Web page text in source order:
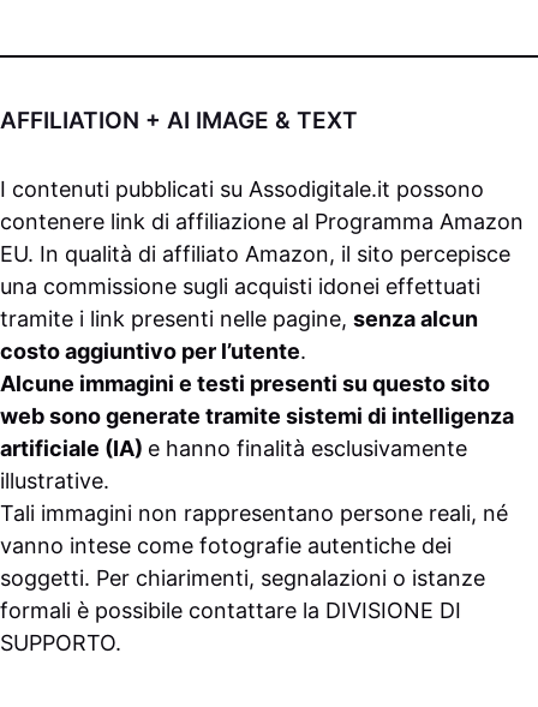
AFFILIATION + AI IMAGE & TEXT
I contenuti pubblicati su Assodigitale.it possono
contenere link di affiliazione al Programma Amazon
EU. In qualità di affiliato Amazon, il sito percepisce
una commissione sugli acquisti idonei effettuati
tramite i link presenti nelle pagine, senza alcun
costo aggiuntivo per l’utente.
Alcune immagini e testi presenti su questo sito
web sono generate tramite sistemi di intelligenza
artificiale (IA) e hanno finalità esclusivamente
illustrative.
Tali immagini non rappresentano persone reali, né
vanno intese come fotografie autentiche dei
soggetti. Per chiarimenti, segnalazioni o istanze
formali è possibile contattare la DIVISIONE DI
SUPPORTO.